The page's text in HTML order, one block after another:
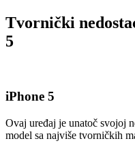
Tvornički
5
iPhone 5
Ovaj uređaj je unatoč svojoj
model sa najviše tvorničkih